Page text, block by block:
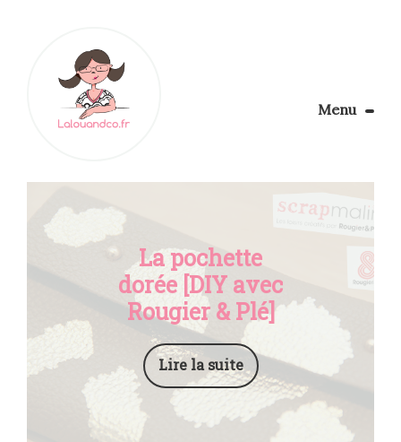
Menu
Aménager son coin couture
Personnalisez vos tissus
Rechercher
La pochette
dorée [DIY avec
Rougier & Plé]
Lire la suite